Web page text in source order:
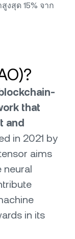
งสุด 15% จาก
that
and
in 2021 by
aims
neural
in its